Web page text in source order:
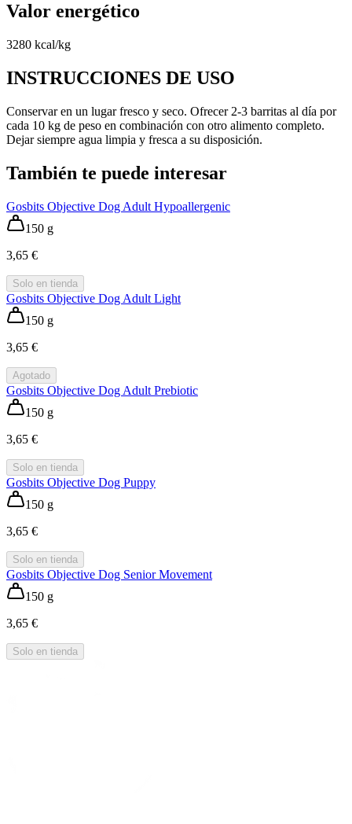
Valor energético
3280 kcal/kg
INSTRUCCIONES DE USO
Conservar en un lugar fresco y seco. Ofrecer 2-3 barritas al día por
cada 10 kg de peso en combinación con otro alimento completo.
Dejar siempre agua limpia y fresca a su disposición.
También te puede interesar
Gosbits Objective Dog Adult Hypoallergenic
150 g
3,65 €
Solo en tienda
Gosbits Objective Dog Adult Light
150 g
3,65 €
Agotado
Gosbits Objective Dog Adult Prebiotic
150 g
3,65 €
Solo en tienda
Gosbits Objective Dog Puppy
150 g
3,65 €
Solo en tienda
Gosbits Objective Dog Senior Movement
150 g
3,65 €
Solo en tienda